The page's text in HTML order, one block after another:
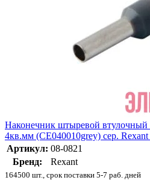
Наконечник штыревой
4кв.мм (СЕ040010grey) сер. Rexant
Артикул: 08-0821
Бренд:
Rexant
164500 шт., срок поставки 5-7 раб. дней